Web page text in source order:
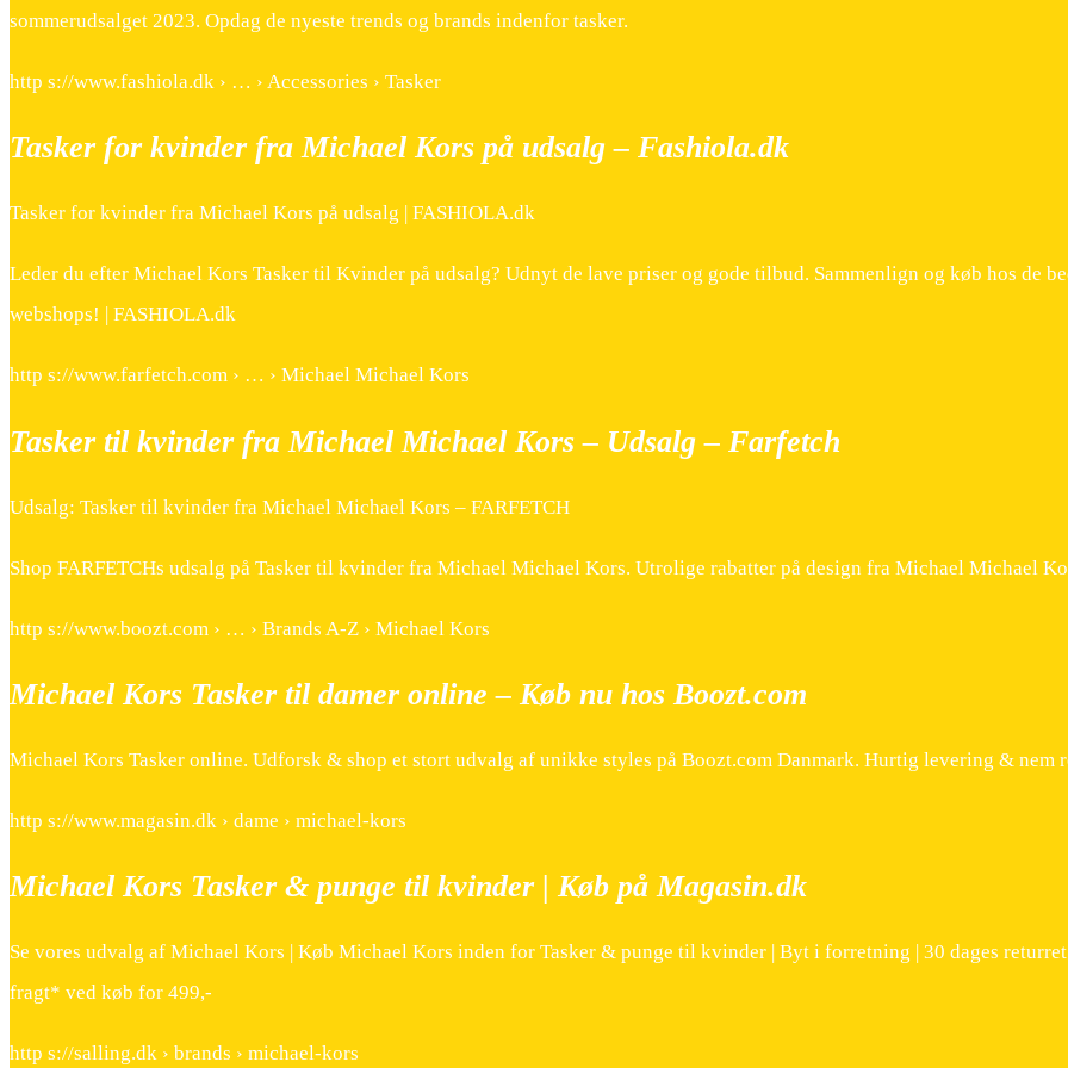
sommerudsalget 2023. Opdag de nyeste trends og brands indenfor tasker.
http s://www.fashiola.dk › … › Accessories › Tasker
Tasker for kvinder fra Michael Kors på udsalg – Fashiola.dk
Tasker for kvinder fra Michael Kors på udsalg | FASHIOLA.dk
Leder du efter Michael Kors Tasker til Kvinder på udsalg? Udnyt de lave priser og gode tilbud. Sammenlign og køb hos de
webshops! | FASHIOLA.dk
http s://www.farfetch.com › … › Michael Michael Kors
Tasker til kvinder fra Michael Michael Kors – Udsalg – Farfetch
Udsalg: Tasker til kvinder fra Michael Michael Kors – FARFETCH
Shop FARFETCHs udsalg på Tasker til kvinder fra Michael Michael Kors. Utrolige rabatter på design fra Michael Michael
http s://www.boozt.com › … › Brands A-Z › Michael Kors
Michael Kors Tasker til damer online – Køb nu hos Boozt.com
Michael Kors Tasker online. Udforsk & shop et stort udvalg af unikke styles på Boozt.com Danmark. Hurtig levering & nem
http s://www.magasin.dk › dame › michael-kors
Michael Kors Tasker & punge til kvinder | Køb på Magasin.dk
Se vores udvalg af Michael Kors | Køb Michael Kors inden for Tasker & punge til kvinder | Byt i forretning | 30 dages
fragt* ved køb for 499,-
http s://salling.dk › brands › michael-kors